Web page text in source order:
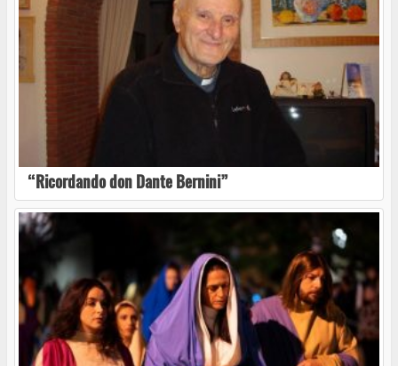
“Ricordando don Dante Bernini”
A Ferento Teatro Festival il Lato Oscuro dei
Pink Floyd Legend
Ferento, Faber e mille papaveri rossi. In prima
nazionale il 31 luglio l’omaggio a Fabrizio De
Musicalia 2026: “la maschera sur grugno”